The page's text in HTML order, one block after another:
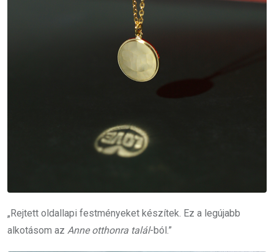
„Rejtett oldallapi festményeket készítek. Ez a legújabb
alkotásom az Anne otthonra talál-ból.”